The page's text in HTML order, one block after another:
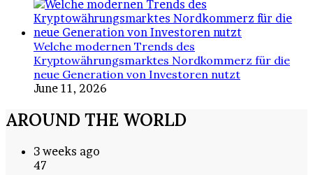
Welche modernen Trends des
Kryptowährungsmarktes Nordkommerz für die
neue Generation von Investoren nutzt
June 11, 2026
AROUND THE WORLD
3 weeks ago
47